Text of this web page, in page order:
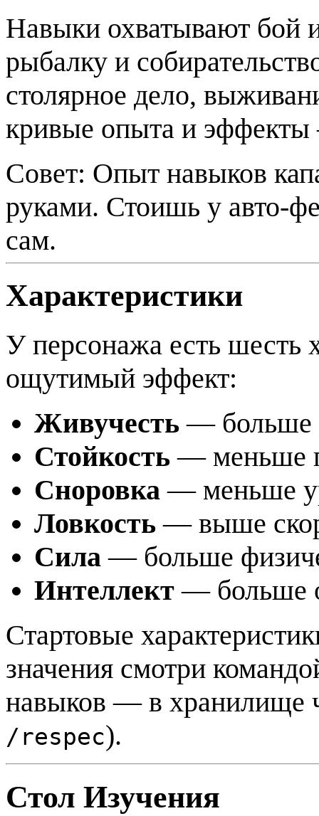
Навыки охватывают бой
рыбалку и
столярное дело,
кривые опыта и
Совет: Опыт навыков
руками. Стоишь у авто-
сам.
Характеристики
У персонажа есть шесть
ощутимый эффект:
Живучесть — больше
Стойкость — меньше
Сноровка — меньше
Ловкость — выше
Сила — больше
Интеллект — больше
Стартовые
значения смотри
навыков — в хранилище
/respec).
Стол Изучения